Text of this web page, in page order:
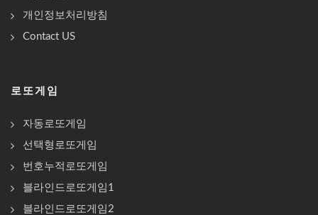
개인정보처리방침
Contact US
로또게임
자동로또게임
선택형로또게임
번호누적로또게임
블라인드로또게임1
블라인드로또게임2